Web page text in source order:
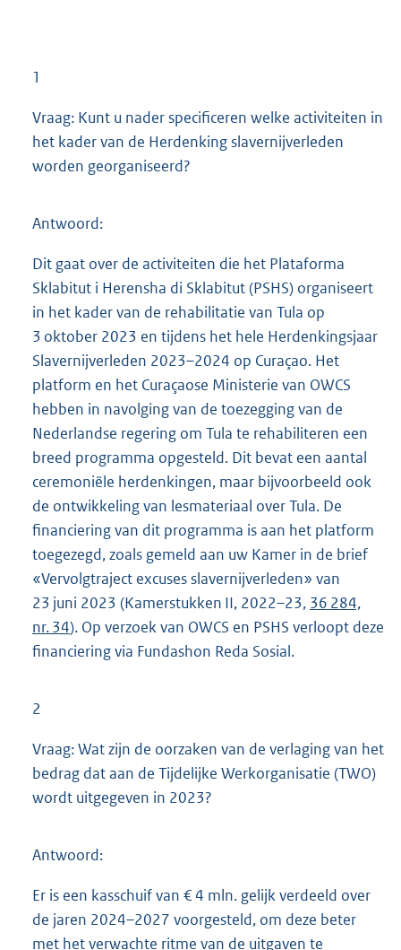
1
Vraag: Kunt u nader specificeren welke activiteiten in
het kader van de Herdenking slavernijverleden
worden georganiseerd?
Antwoord:
Dit gaat over de activiteiten die het Plataforma
Sklabitut i Herensha di Sklabitut (PSHS) organiseert
in het kader van de rehabilitatie van Tula op
3 oktober 2023 en tijdens het hele Herdenkingsjaar
Slavernijverleden 2023–2024 op Curaçao. Het
platform en het Curaçaose Ministerie van OWCS
hebben in navolging van de toezegging van de
Nederlandse regering om Tula te rehabiliteren een
breed programma opgesteld. Dit bevat een aantal
ceremoniële herdenkingen, maar bijvoorbeeld ook
de ontwikkeling van lesmateriaal over Tula. De
financiering van dit programma is aan het platform
toegezegd, zoals gemeld aan uw Kamer in de brief
«Vervolgtraject excuses slavernijverleden» van
23 juni 2023 (Kamerstukken II, 2022–23, 36 284,
nr. 34). Op verzoek van OWCS en PSHS verloopt deze
financiering via Fundashon Reda Sosial.
2
Vraag: Wat zijn de oorzaken van de verlaging van het
bedrag dat aan de Tijdelijke Werkorganisatie (TWO)
wordt uitgegeven in 2023?
Antwoord:
Er is een kasschuif van € 4 mln. gelijk verdeeld over
de jaren 2024–2027 voorgesteld, om deze beter
met het verwachte ritme van de uitgaven te